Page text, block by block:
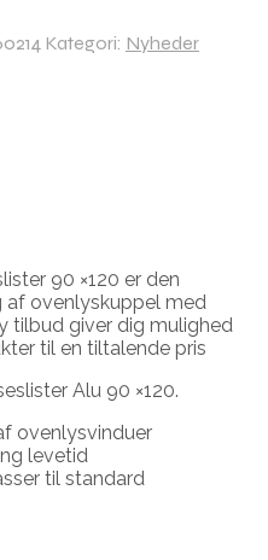
Kategori: Nyheder
90 ×120 er den
af ovenlyskuppel med
tilbud giver dig mulighed
til en tiltalende pris
Alu 90 ×120.
ovenlysvinduer
levetid
til standard